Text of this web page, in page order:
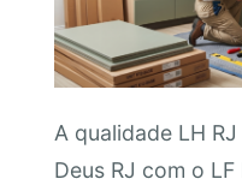
A qualidade LH
Deus RJ com o